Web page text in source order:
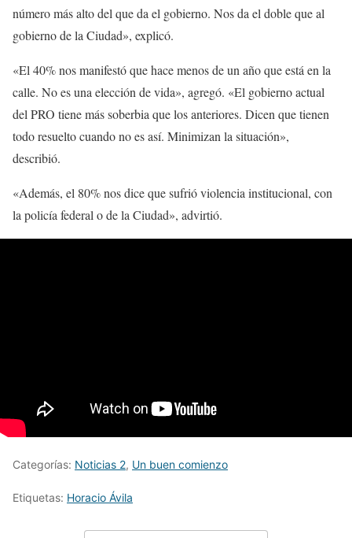
número más alto del que da el gobierno. Nos da el doble que al
gobierno de la Ciudad», explicó.
«El 40% nos manifestó que hace menos de un año que está en la
calle. No es una elección de vida», agregó. «El gobierno actual
del PRO tiene más soberbia que los anteriores. Dicen que tienen
todo resuelto cuando no es así. Minimizan la situación»,
describió.
«Además, el 80% nos dice que sufrió violencia institucional, con
la policía federal o de la Ciudad», advirtió.
Categorías: Noticias 2, Un buen comienzo
Etiquetas: Horacio Ávila